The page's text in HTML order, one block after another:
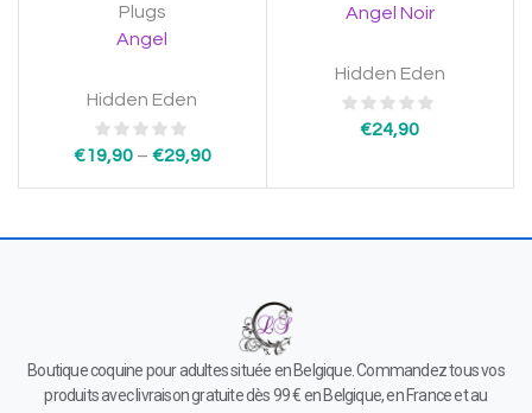
Plugs
Angel
Hidden Eden
€19,90– €29,90
Angel Noir
Hidden Eden
€24,90
Boutique coquine pour adultes située en Belgique. Commandez tous vos
produits avec livraison gratuite dès 99 € en Belgique, en France et au